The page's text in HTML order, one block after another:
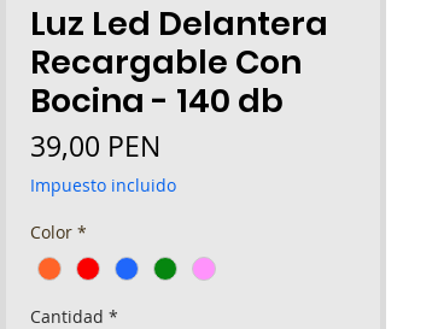
Luz Led Delantera
Recargable Con
Bocina - 140 db
39,00 PEN
Impuesto incluido
Color *
Cantidad *